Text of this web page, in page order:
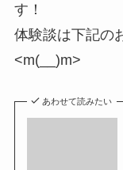
す！
体験談は下記の
<m(__)m>
あわせて読みたい